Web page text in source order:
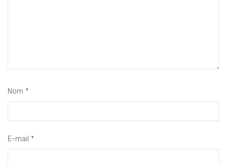
Nom *
E-mail *